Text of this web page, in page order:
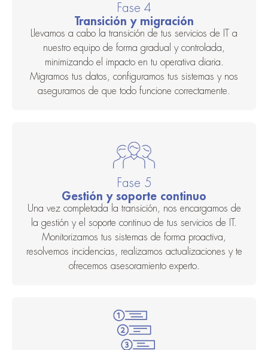
Fase 4
Transición y migración
Llevamos a cabo la transición de tus servicios de IT a
nuestro equipo de forma gradual y controlada,
minimizando el impacto en tu operativa diaria.
Migramos tus datos, configuramos tus sistemas y nos
aseguramos de que todo funcione correctamente.
Fase 5
Gestión y soporte continuo
Una vez completada la transición, nos encargamos de
la gestión y el soporte continuo de tus servicios de IT.
Monitorizamos tus sistemas de forma proactiva,
resolvemos incidencias, realizamos actualizaciones y te
ofrecemos asesoramiento experto.